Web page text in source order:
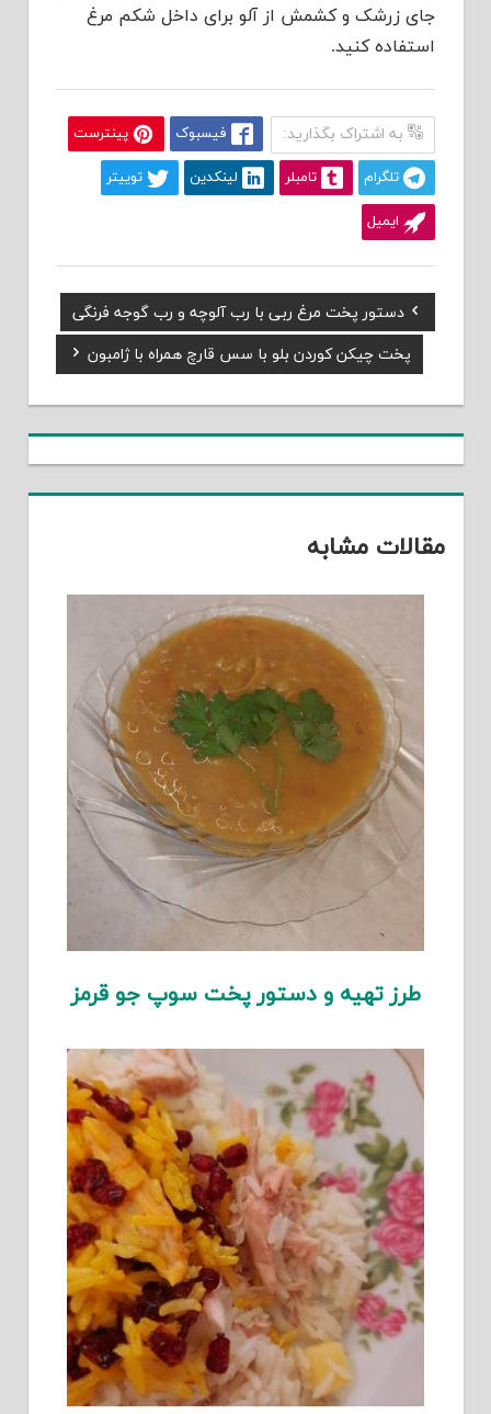
جای زرشک و کشمش از آلو برای داخل شکم مرغ
استفاده کنید.
به اشتراک بگذارید: فیسبوک پینترست
تلگرام تامبلر لینکدین توییتر
ایمیل
راهبری
نوشته
Previous
Post:
دستور پخت مرغ ربی با رب آلوچه و رب گوجه فرنگی
Next
Post:
پخت چیکن کوردن بلو با سس قارچ همراه با ژامبون
مقالات مشابه
طرز تهیه و دستور پخت سوپ جو قرمز